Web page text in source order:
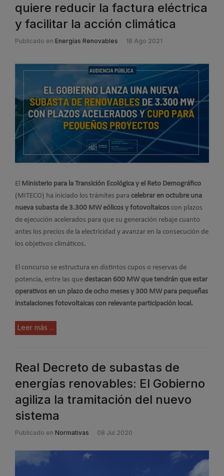
quiere reducir la factura eléctrica
y facilitar la acción climática
Publicado en Energías Renovables 18 Ago 2021
El Ministerio para la Transición Ecológica y el Reto Demográfico
(MITECO) ha iniciado los trámites para celebrar en octubre una
nueva subasta de 3.300 MW eólicos y fotovoltaicos con plazos
de ejecución acelerados para que su generación rebaje cuanto
antes los precios de la electricidad y avanzar en la consecución de
los objetivos climáticos.
El concurso se estructura en distintos cupos o reservas de
potencia, entre las que destacan 600 MW que tendrán que estar
operativos en un plazo de ocho meses y 300 MW para pequeñas
instalaciones fotovoltaicas con relevante participación local.
Leer más ...
Real Decreto de subastas de
energías renovables: El Gobierno
agiliza la tramitación del nuevo
sistema
Publicado en Normativas 08 Jul 2020